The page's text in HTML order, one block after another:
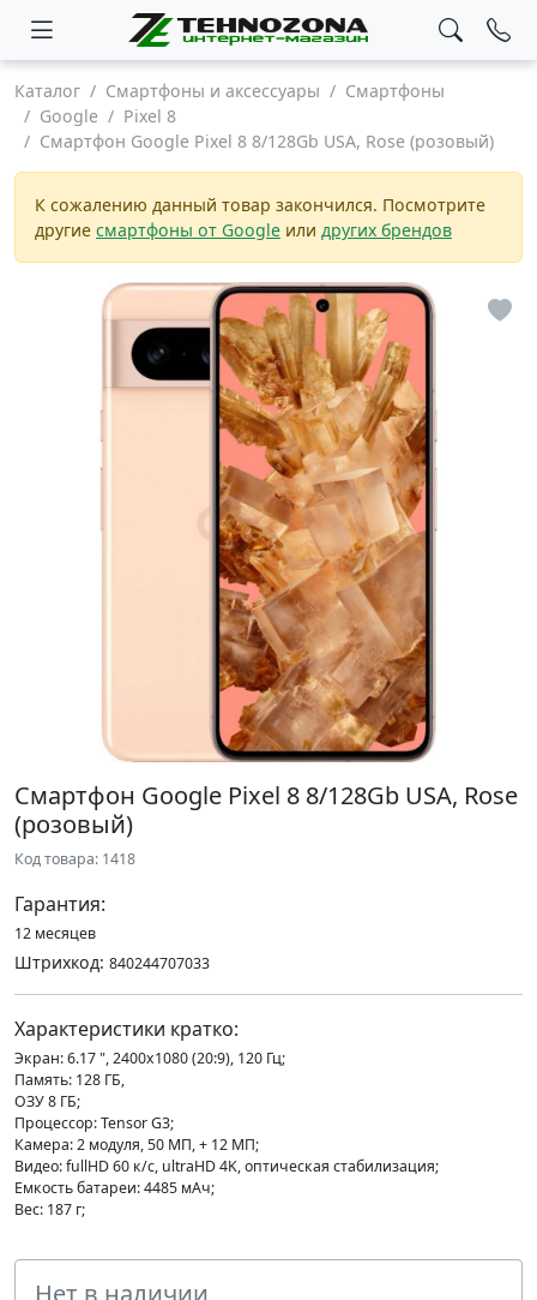
Каталог Смартфоны и аксессуары
Смартфоны
Google
Pixel 8
Смартфон Google Pixel 8 8/128Gb USA, Rose (розовый)
К сожалению данный товар закончился. Посмотрите
другие смартфоны от Google или других брендов
Смартфон Google Pixel 8 8/128Gb USA, Rose
(розовый)
Код товара: 1418
Гарантия:
12 месяцев
Штрихкод: 840244707033
Характеристики кратко:
Экран: 6.17 ", 2400x1080 (20:9), 120 Гц;
Память: 128 ГБ,
ОЗУ 8 ГБ;
Процессор: Tensor G3;
Камера: 2 модуля, 50 МП, + 12 МП;
Видео: fullHD 60 к/с, ultraHD 4K, оптическая стабилизация;
Емкость батареи: 4485 мАч;
Вес: 187 г;
Нет в наличии